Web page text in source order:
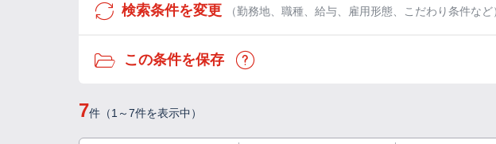
検索条件を変更 （勤務地、職種、給与、雇用形態、こだわり条件など
この条件を保存
7件（1～7件を表示中）